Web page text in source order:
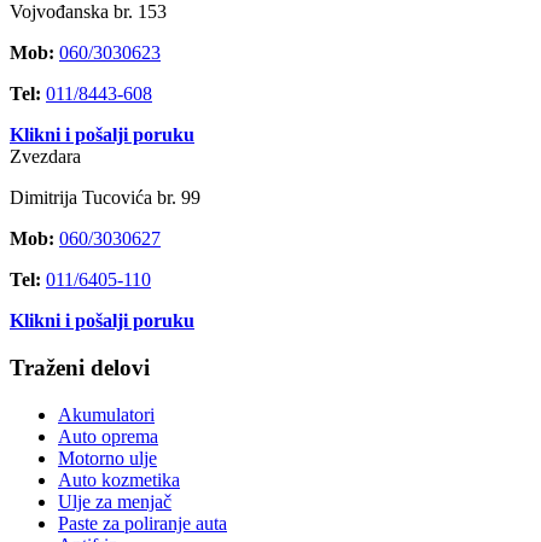
Vojvođanska br. 153
Mob: 060/3030623
Tel: 011/8443-608
Klikni i pošalji poruku
Zvezdara
Dimitrija Tucovića br. 99
Mob: 060/3030627
Tel: 011/6405-110
Klikni i pošalji poruku
Traženi delovi
Akumulatori
Auto oprema
Motorno ulje
Auto kozmetika
Ulje za menjač
Paste za poliranje auta